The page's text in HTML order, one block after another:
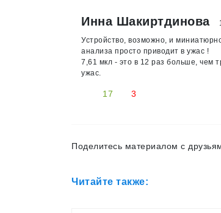
Инна Шакиртдинова
Устройство, возможно, и
анализа просто приводит в ужас !
7,61 мкл - это в 12 раз больше, чем
ужас.
17 3
Поделитесь материалом с
Читайте также: